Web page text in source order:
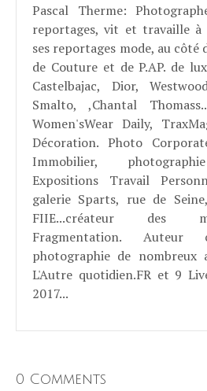
Pascal Therme:
reportages, vit et travaille à
ses reportages mode, au côté
de Couture et de P.AP. de
Castelbajac, Dior,
Smalto, ,Chantal
Women'sWear Daily,
Décoration. Photo
Immobilier,
Expositions Travail
galerie Sparts, rue de
FIIE...créateur des
Fragmentation.
photographie de nombreux
L'Autre quotidien.FR et 9
2017...
0 Comments